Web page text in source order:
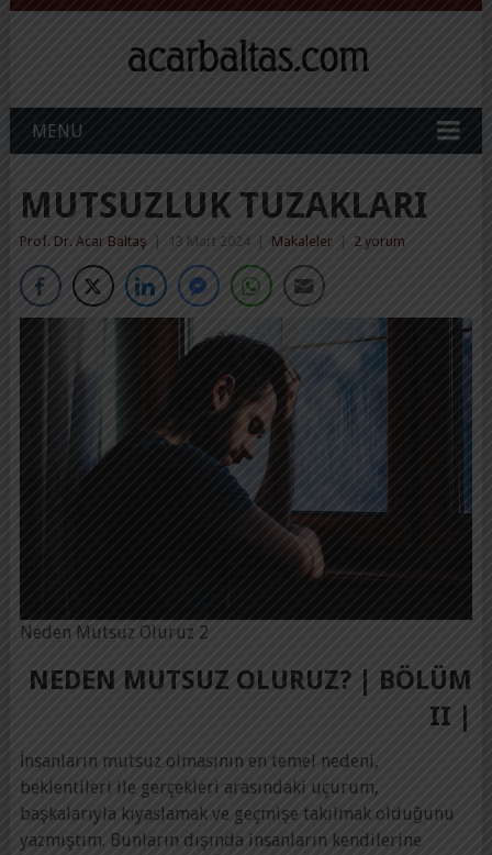
MENU
MUTSUZLUK TUZAKLARI
Prof. Dr. Acar Baltaş 13 Mart 2024 Makaleler 2 yorum
Neden Mutsuz Oluruz 2
NEDEN MUTSUZ OLURUZ? | BÖLÜM
II |
İnsanların mutsuz olmasının en temel nedeni,
beklentileri ile gerçekleri arasındaki uçurum,
başkalarıyla kıyaslamak ve geçmişe takılmak olduğunu
yazmıştım. Bunların dışında insanların kendilerine